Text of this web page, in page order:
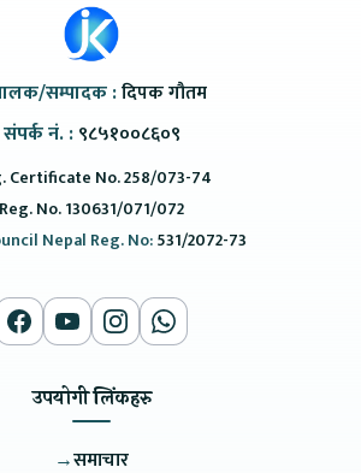
सम्पादक :दिपक गौतम
संपर्क नं. : ९८५१००८६०९
Certificate No. 258/073-74
Reg. No. 130631/071/072
Nepal Reg. No:531/2072-73
उपयोगी लिंकहरु
→समाचार